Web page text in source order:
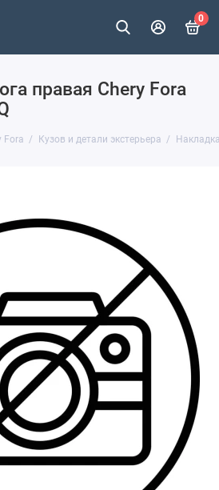
0
правая Chery Fora
Fora Кузов и детали экстерьера